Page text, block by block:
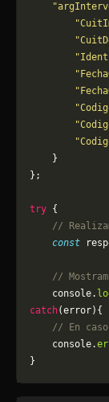
    }
};
try {
//
    const
//
    console.
catch(error){
// En
	console.
}